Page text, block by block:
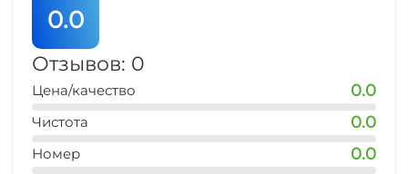
0.0
Отзывов: 0
Цена/качество 0.0
Чистота 0.0
Номер 0.0